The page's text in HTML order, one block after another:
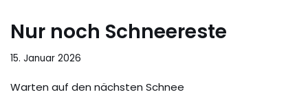
Nur noch Schneereste
15. Januar 2026
Warten auf den nächsten Schnee